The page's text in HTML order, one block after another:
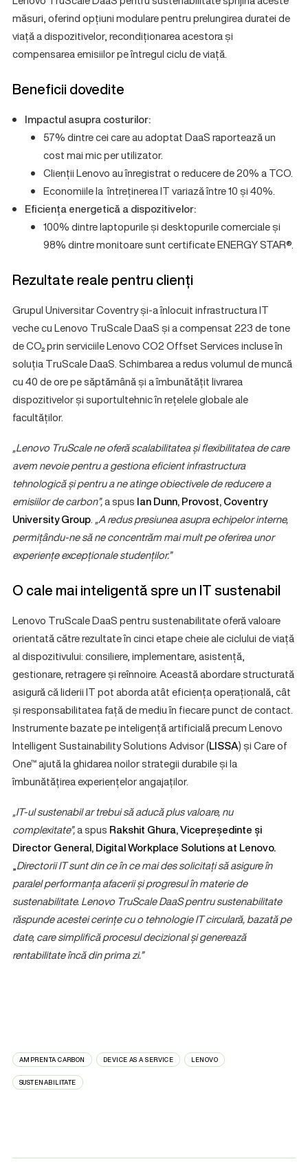
măsuri, oferind opțiuni modulare pentru prelungirea duratei de
viață a dispozitivelor, recondiționarea acestora și
compensarea emisiilor pe întregul ciclu de viață.
Beneficii dovedite
Impactul asupra costurilor:
57% dintre cei care au adoptat DaaS raportează un
cost mai mic per utilizator.
Clienții Lenovo au înregistrat o reducere de 20% a TCO.
Economiile la întreținerea IT variază între 10 și 40%.
Eficiența energetică a dispozitivelor:
100% dintre laptopurile și desktopurile comerciale și
98% dintre monitoare sunt certificate ENERGY STAR®.
Rezultate reale pentru clienți
Grupul Universitar Coventry și-a înlocuit infrastructura IT
veche cu Lenovo TruScale DaaS și a compensat 223 de tone
de CO₂ prin serviciile Lenovo CO2 Offset Services incluse în
soluția TruScale DaaS. Schimbarea a redus volumul de muncă
cu 40 de ore pe săptămână și a îmbunătățit livrarea
dispozitivelor și suportultehnic în rețelele globale ale
facultăților.
„Lenovo TruScale ne oferă scalabilitatea și flexibilitatea de care
avem nevoie pentru a gestiona eficient infrastructura
tehnologică și pentru a ne atinge obiectivele de reducere a
emisiilor de carbon”,a spus Ian Dunn, Provost, Coventry
University Group.„A redus presiunea asupra echipelor interne,
permițându-ne să ne concentrăm mai mult pe oferirea unor
experiențe excepționale studenților.”
O cale mai inteligentă spre un IT sustenabil
Lenovo TruScale DaaS pentru sustenabilitate oferă valoare
orientată către rezultate în cinci etape cheie ale ciclului de viață
al dispozitivului: consiliere, implementare, asistență,
gestionare, retragere și reînnoire. Această abordare structurată
asigură că liderii IT pot aborda atât eficiența operațională, cât
și responsabilitatea față de mediu în fiecare punct de contact.
Instrumente bazate pe inteligență artificială precum Lenovo
Intelligent Sustainability Solutions Advisor (LISSA) și Care of
One™ ajută la ghidarea noilor strategii durabile și la
îmbunătățirea experiențelor angajaților.
„IT-ul sustenabil ar trebui să aducă plus valoare, nu
complexitate”,a spus Rakshit Ghura, Vicepreședinte și
Director General, Digital Workplace Solutions at Lenovo.
„Directorii IT sunt din ce în ce mai des solicitați să asigure în
paralel performanța afacerii și progresul în materie de
sustenabilitate. Lenovo TruScale DaaS pentru sustenabilitate
răspunde acestei cerințe cu o tehnologie IT circulară, bazată pe
date, care simplifică procesul decizional și generează
rentabilitate încă din prima zi.”
AMPRENTA CARBON DEVICE AS A SERVICE LENOVO
SUSTENABILITATE